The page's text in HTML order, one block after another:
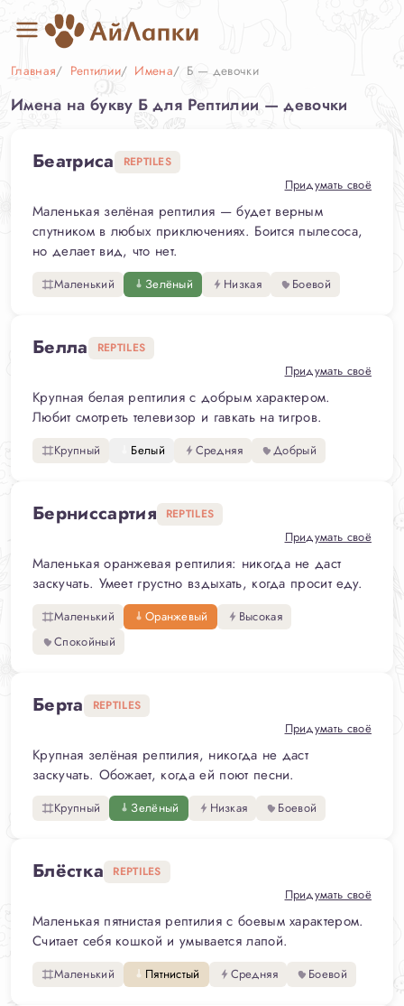
Главная Рептилии Имена Б — девочки
Имена на букву Б для Рептилии — девочки
Беатриса REPTILES
Придумать своё
Маленькая зелёная рептилия — будет верным
спутником в любых приключениях. Боится пылесоса,
но делает вид, что нет.
Маленький Зелёный Низкая Боевой
Белла REPTILES
Придумать своё
Крупная белая рептилия с добрым характером.
Любит смотреть телевизор и гавкать на тигров.
Крупный Белый Средняя Добрый
Берниссартия REPTILES
Придумать своё
Маленькая оранжевая рептилия: никогда не даст
заскучать. Умеет грустно вздыхать, когда просит еду.
Маленький Оранжевый
Высокая
Спокойный
Берта REPTILES
Придумать своё
Крупная зелёная рептилия, никогда не даст
заскучать. Обожает, когда ей поют песни.
Крупный Зелёный Низкая Боевой
Блёстка REPTILES
Придумать своё
Маленькая пятнистая рептилия с боевым характером.
Считает себя кошкой и умывается лапой.
Маленький Пятнистый Средняя Боевой